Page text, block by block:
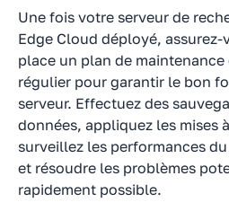
Une fois votre serveur de
Edge Cloud déployé, assurez-
place un plan de maintenance
régulier pour garantir le bon
serveur. Effectuez des
données, appliquez les mises
surveillez les performances
et résoudre les problèmes
rapidement possible.